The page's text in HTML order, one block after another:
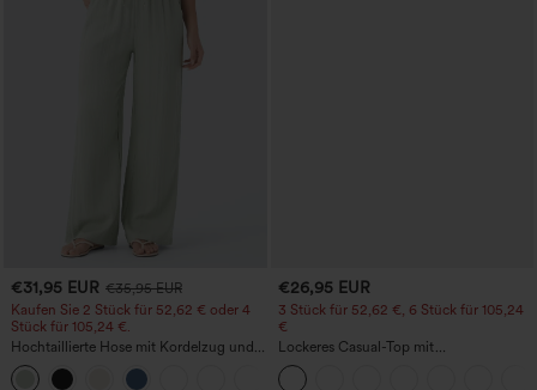
€31,95 EUR €35,95 EUR
Kaufen Sie 2 Stück für 52,62 € oder 4
Stück für 105,24 €.
Hochtaillierte Hose mit Kordelzug und
Taschen, weitem Bein, lässig und locker
in Leinenoptik
€26,95 EUR
3 Stück für 52,62 €, 6 Stück für 105,24
€
Lockeres Casual-Top mit
Rundhalsausschnitt und
Fledermausärmeln